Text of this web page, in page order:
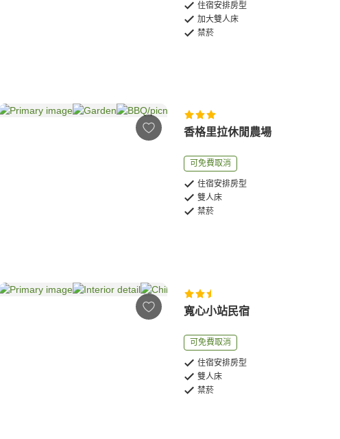
住宿安排房型
加大雙人床
禁菸
香格里拉休閒農場
可免費取消
住宿安排房型
雙人床
禁菸
寬心小站民宿
可免費取消
住宿安排房型
雙人床
禁菸